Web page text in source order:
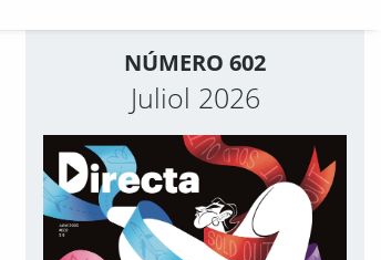
NÚMERO 602
Juliol 2026